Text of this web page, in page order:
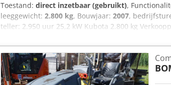
Toestand: direct inzetbaar (gebruikt),
leeggewicht: 2.800 kg, Bouwjaar: 2007,
teller: 2.950 uur 25,2 kW Kubota 2.800 kg
Volgens teller: 6.594 uur 25,2 kW Kubota 2.600
HD 10 Bouwjaar: 2006 Volgens teller: 4.356 uur
HD 10 Bouwjaar: 2006 Volgens teller: 7.771 uur
voordelige levering mogelijk!